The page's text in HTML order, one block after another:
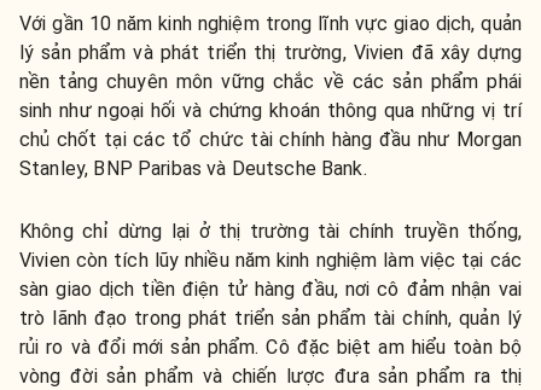
Với gần 10 năm kinh nghiệm trong lĩnh vực giao dịch, quản
lý sản phẩm và phát triển thị trường, Vivien đã xây dựng
nền tảng chuyên môn vững chắc về các sản phẩm phái
sinh như ngoại hối và chứng khoán thông qua những vị trí
chủ chốt tại các tổ chức tài chính hàng đầu như Morgan
Stanley, BNP Paribas và Deutsche Bank.
Không chỉ dừng lại ở thị trường tài chính truyền thống,
Vivien còn tích lũy nhiều năm kinh nghiệm làm việc tại các
sàn giao dịch tiền điện tử hàng đầu, nơi cô đảm nhận vai
trò lãnh đạo trong phát triển sản phẩm tài chính, quản lý
rủi ro và đổi mới sản phẩm. Cô đặc biệt am hiểu toàn bộ
vòng đời sản phẩm và chiến lược đưa sản phẩm ra thị